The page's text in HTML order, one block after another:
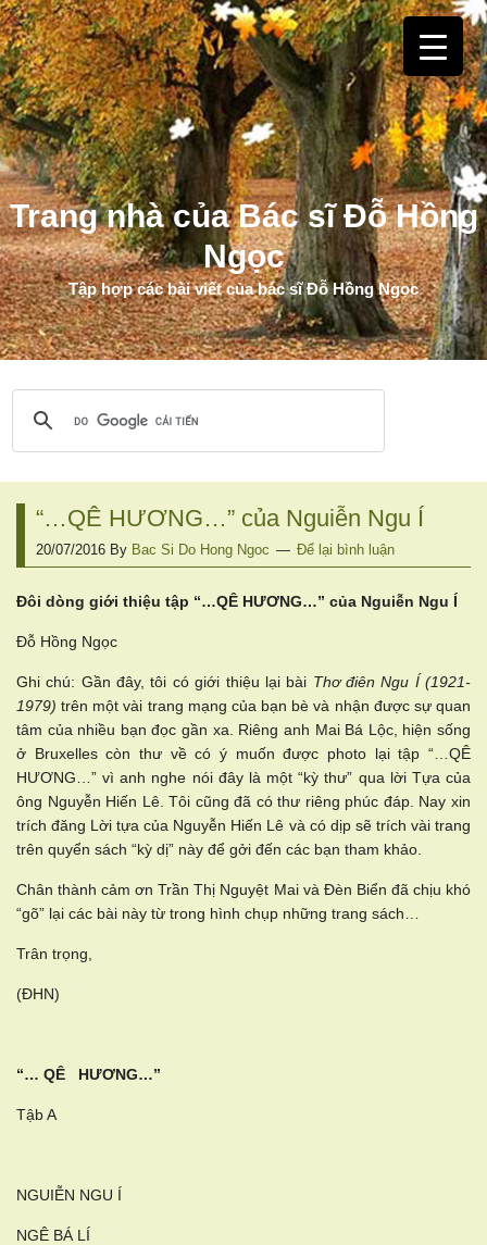
Trang nhà của Bác sĩ Đỗ Hồng
Ngọc
Tập hợp các bài viết của bác sĩ Đỗ Hồng Ngọc
“…QÊ HƯƠNG…” của Nguiễn Ngu Í
20/07/2016 By Bac Si Do Hong Ngoc Để lại bình luận
Đôi dòng giới thiệu tập “…QÊ HƯƠNG…” của Nguiễn Ngu Í
Đỗ Hồng Ngọc
Ghi chú: Gần đây, tôi có giới thiệu lại bài Thơ điên Ngu Í (1921-
1979)trên một vài trang mạng của bạn bè và nhận được sự quan
tâm của nhiều bạn đọc gần xa. Riêng anh Mai Bá Lộc, hiện sống
ở Bruxelles còn thư về có ý muốn được photo lại tập “…QÊ
HƯƠNG…” vì anh nghe nói đây là một “kỳ thư” qua lời Tựa của
ông Nguyễn Hiến Lê. Tôi cũng đã có thư riêng phúc đáp. Nay xin
trích đăng Lời tựa của Nguyễn Hiến Lê và có dịp sẽ trích vài trang
trên quyển sách “kỳ dị” này để gởi đến các bạn tham khảo.
Chân thành cảm ơn Trần Thị Nguyệt Mai và Đèn Biển đã chịu khó
“gõ” lại các bài này từ trong hình chụp những trang sách…
Trân trọng,
(ĐHN)
“… QÊ HƯƠNG…”
Tậb A
NGUIỄN NGU Í
NGÊ BÁ LÍ